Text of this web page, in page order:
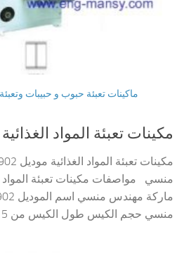
ماكينات تعبئة حبوب و حبيبات
مكينات تعبئة المواد الغذائية
منسي حجم الكيس طول الكيس من 5 سم الي...